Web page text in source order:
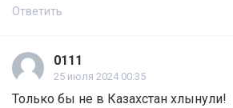
Ответить
0111
25 июля 2024 00:35
Только бы не в Казахстан хлынули!